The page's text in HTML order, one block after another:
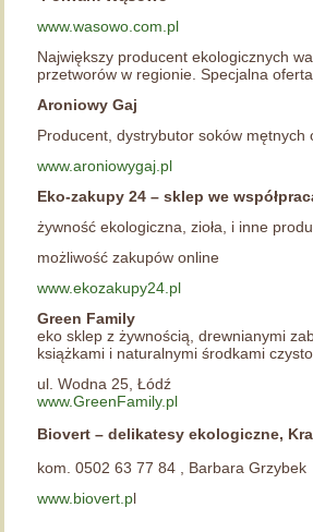
www.wasowo.com.pl
Największy producent ekologicznych
przetworów w regionie. Specjalna
Aroniowy Gaj
Producent, dystrybutor soków mętnych
www.aroniowygaj.pl
Eko-zakupy 24 – sklep we
żywność ekologiczna, zioła, i inne
możliwość zakupów online
www.ekozakupy24.pl
Green Family
eko sklep z żywnością, drewnianymi
książkami i naturalnymi środkami
ul. Wodna 25, Łódź
www.GreenFamily.pl
Biovert – delikatesy ekologiczne,
kom. 0502 63 77 84 , Barbara Grzybek
www.biovert.pl